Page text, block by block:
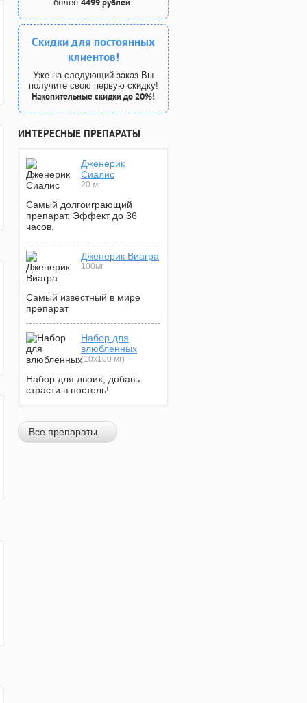
более 4499 рублей.
Скидки для постоянных
клиентов!
Уже на следующий заказ Вы
получите свою первую скидку!
Накопительные скидки до 20%!
ИНТЕРЕСНЫЕ ПРЕПАРАТЫ
Дженерик
Сиалис
20 мг
Самый долгоиграющий
препарат. Эффект до 36
часов.
Дженерик Виагра
100мг
Самый известный в мире
препарат
Набор для
влюбленных
(10х100 мг)
Набор для двоих, добавь
страсти в постель!
Все препараты